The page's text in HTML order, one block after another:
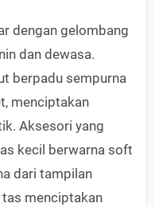
dengan gelombang
dan dewasa.
berpadu sempurna
menciptakan
Aksesori yang
kecil berwarna soft
dari tampilan
tas menciptakan